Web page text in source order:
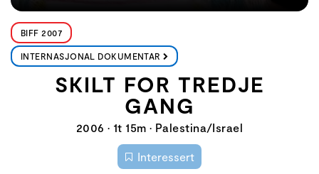
BIFF 2007
INTERNASJONAL DOKUMENTAR
SKILT FOR TREDJE
GANG
2006 • 1t 15m • Palestina/Israel
Interessert